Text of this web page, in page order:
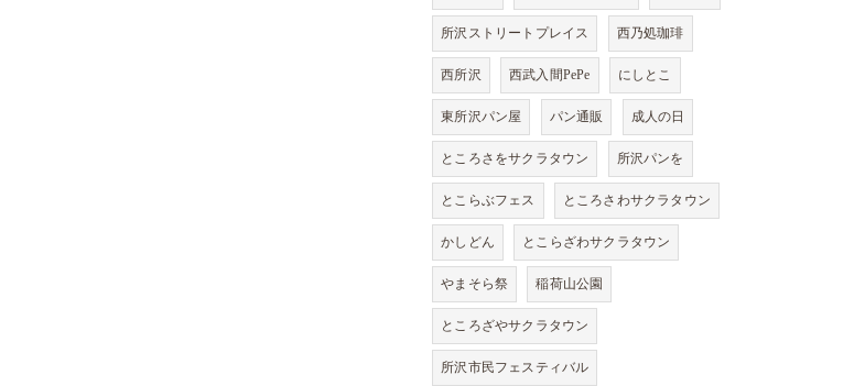
所沢ストリートプレイス 西乃処珈琲
西所沢 西武入間PePe にしとこ
東所沢パン屋 パン通販 成人の日
ところさをサクラタウン 所沢パンを
とこらぶフェス ところさわサクラタウン
かしどん とこらざわサクラタウン
やまそら祭 稲荷山公園
ところざやサクラタウン
所沢市民フェスティバル